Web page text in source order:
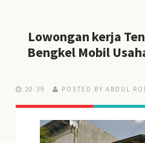
Lowongan kerja
Bengkel Mobil
20.39 POSTED BY ABDUL